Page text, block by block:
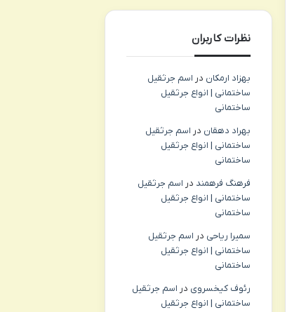
نظرات کاربران
بهزاد ارمکان در اسم جرثقیل
ساختمانی | انواع جرثقیل
ساختمانی
بهراد دهقان در اسم جرثقیل
ساختمانی | انواع جرثقیل
ساختمانی
فرهنگ فرهمند در اسم جرثقیل
ساختمانی | انواع جرثقیل
ساختمانی
سمیرا ریاحی در اسم جرثقیل
ساختمانی | انواع جرثقیل
ساختمانی
رئوف کیخسروی در اسم جرثقیل
ساختمانی | انواع جرثقیل